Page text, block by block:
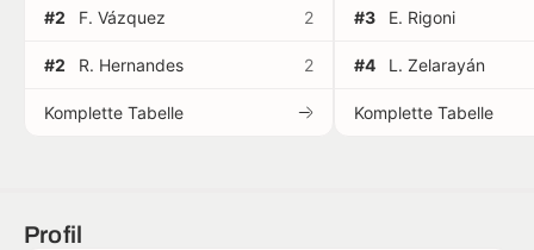
#2 F. Vázquez 2
#2 R. Hernandes 2
Komplette Tabelle
#3 E. Rigoni
#4 L. Zelarayán
Komplette Tabelle
Profil